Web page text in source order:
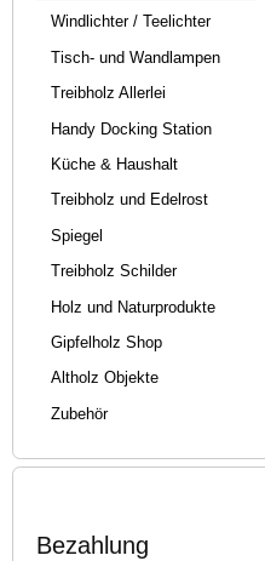
Windlichter / Teelichter
Tisch- und Wandlampen
Treibholz Allerlei
Handy Docking Station
Küche & Haushalt
Treibholz und Edelrost
Spiegel
Treibholz Schilder
Holz und Naturprodukte
Gipfelholz Shop
Altholz Objekte
Zubehör
Bezahlung